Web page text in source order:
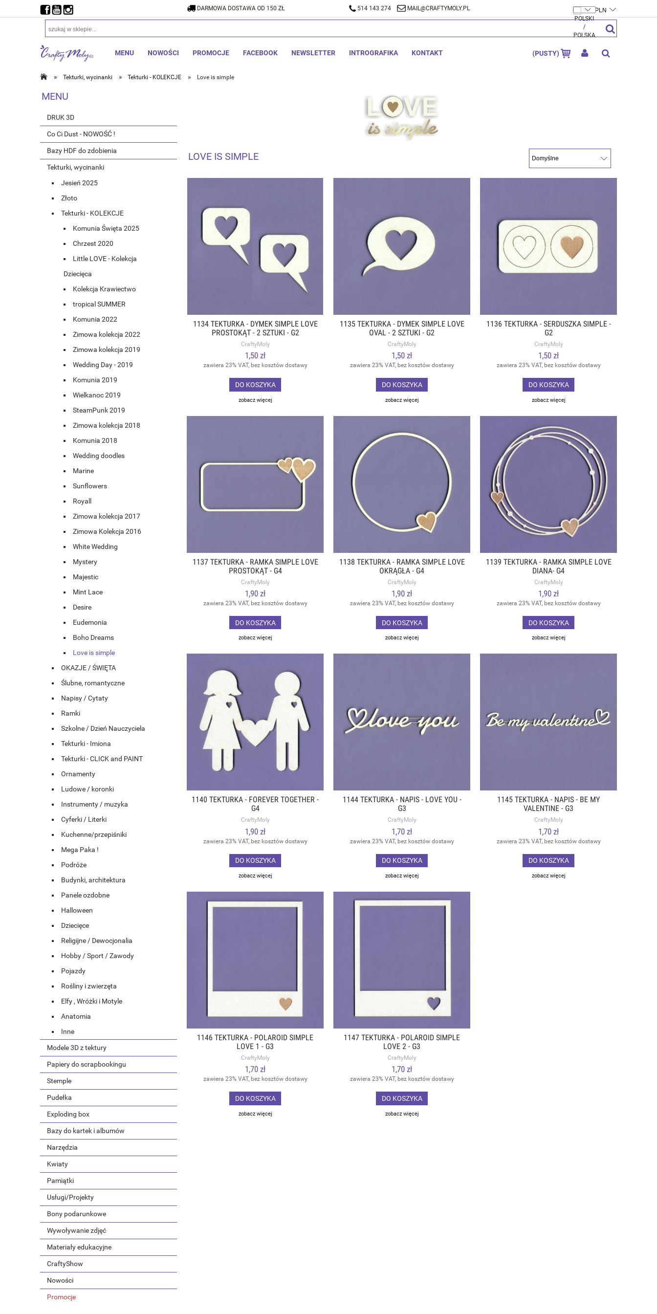
DARMOWA DOSTAWA OD 150 ZŁ 514 143 274 MAIL@CRAFTYMOLY.PL ZALOGUJ SIĘ
(PUSTY)
MENU NOWOŚCI PROMOCJE FACEBOOK NEWSLETTER INTROGRAFIKA KONTAKT
» Tekturki, wycinanki » Tekturki - KOLEKCJE » Love is simple
MENU
DRUK 3D
Co Ci Dust - NOWOŚĆ !
Bazy HDF do zdobienia
Tekturki, wycinanki
Jesień 2025
Złoto
Tekturki - KOLEKCJE
Komunia Święta 2025
Chrzest 2020
Little LOVE - Kolekcja
Dziecięca
Kolekcja Krawiectwo
tropical SUMMER
Komunia 2022
Zimowa kolekcja 2022
Zimowa kolekcja 2019
Wedding Day - 2019
Komunia 2019
Wielkanoc 2019
SteamPunk 2019
Zimowa kolekcja 2018
Komunia 2018
Wedding doodles
Marine
Sunflowers
Royall
Zimowa kolekcja 2017
Zimowa Kolekcja 2016
White Wedding
Mystery
Majestic
Mint Lace
Desire
Eudemonia
Boho Dreams
Love is simple
OKAZJE / ŚWIĘTA
Ślubne, romantyczne
Napisy / Cytaty
Ramki
Szkolne / Dzień Nauczyciela
Tekturki - Imiona
Tekturki - CLICK and PAINT
Ornamenty
Ludowe / koronki
Instrumenty / muzyka
Cyferki / Literki
Kuchenne/przepiśniki
Mega Paka !
Podróże
Budynki, architektura
Panele ozdobne
Halloween
Dziecięce
Religijne / Dewocjonalia
Hobby / Sport / Zawody
Pojazdy
Rośliny i zwierzęta
Elfy , Wróżki i Motyle
Anatomia
Inne
Modele 3D z tektury
Papiery do scrapbookingu
Stemple
Pudełka
Exploding box
Bazy do kartek i albumów
Narzędzia
Kwiaty
Pamiątki
Usługi/Projekty
Bony podarunkowe
Wywoływanie zdjęć
Materiały edukacyjne
CraftyShow
Nowości
Promocje
LOVE IS SIMPLE
1134 TEKTURKA - DYMEK SIMPLE LOVE
PROSTOKĄT - 2 SZTUKI - G2
CraftyMoly
1,50 zł
zawiera 23% VAT, bez kosztów dostawy
DO KOSZYKA
zobacz więcej
1135 TEKTURKA - DYMEK SIMPLE LOVE
OVAL - 2 SZTUKI - G2
CraftyMoly
1,50 zł
zawiera 23% VAT, bez kosztów dostawy
DO KOSZYKA
zobacz więcej
1136 TEKTURKA - SERDUSZKA SIMPLE -
G2
CraftyMoly
1,50 zł
zawiera 23% VAT, bez kosztów dostawy
DO KOSZYKA
zobacz więcej
1137 TEKTURKA - RAMKA SIMPLE LOVE
PROSTOKĄT - G4
CraftyMoly
1,90 zł
zawiera 23% VAT, bez kosztów dostawy
DO KOSZYKA
zobacz więcej
1138 TEKTURKA - RAMKA SIMPLE LOVE
OKRĄGŁA - G4
CraftyMoly
1,90 zł
zawiera 23% VAT, bez kosztów dostawy
DO KOSZYKA
zobacz więcej
1139 TEKTURKA - RAMKA SIMPLE LOVE
DIANA- G4
CraftyMoly
1,90 zł
zawiera 23% VAT, bez kosztów dostawy
DO KOSZYKA
zobacz więcej
1140 TEKTURKA - FOREVER TOGETHER -
G4
CraftyMoly
1,90 zł
zawiera 23% VAT, bez kosztów dostawy
DO KOSZYKA
zobacz więcej
1144 TEKTURKA - NAPIS - LOVE YOU -
G3
CraftyMoly
1,70 zł
zawiera 23% VAT, bez kosztów dostawy
DO KOSZYKA
zobacz więcej
1145 TEKTURKA - NAPIS - BE MY
VALENTINE - G3
CraftyMoly
1,70 zł
zawiera 23% VAT, bez kosztów dostawy
DO KOSZYKA
zobacz więcej
1146 TEKTURKA - POLAROID SIMPLE
LOVE 1 - G3
CraftyMoly
1,70 zł
zawiera 23% VAT, bez kosztów dostawy
DO KOSZYKA
zobacz więcej
1147 TEKTURKA - POLAROID SIMPLE
LOVE 2 - G3
CraftyMoly
1,70 zł
zawiera 23% VAT, bez kosztów dostawy
DO KOSZYKA
zobacz więcej